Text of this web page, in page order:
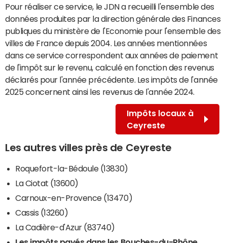
Pour réaliser ce service, le JDN a recueilli l'ensemble des
données produites par la direction générale des Finances
publiques du ministère de l'Economie pour l'ensemble des
villes de France depuis 2004. Les années mentionnées
dans ce service correspondent aux années de paiement
de l'impôt sur le revenu, calculé en fonction des revenus
déclarés pour l'année précédente. Les impôts de l'année
2025 concernent ainsi les revenus de l'année 2024.
Impôts locaux à
Ceyreste
Les autres villes près de Ceyreste
Roquefort-la-Bédoule (13830)
La Ciotat (13600)
Carnoux-en-Provence (13470)
Cassis (13260)
La Cadière-d'Azur (83740)